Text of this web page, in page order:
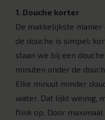
1. Douche korter
De makkelijkste
de douche is simpel:
staan we bij een
minuten onder de
Elke minuut minder
water. Dat lijkt weinig,
flink op. Door